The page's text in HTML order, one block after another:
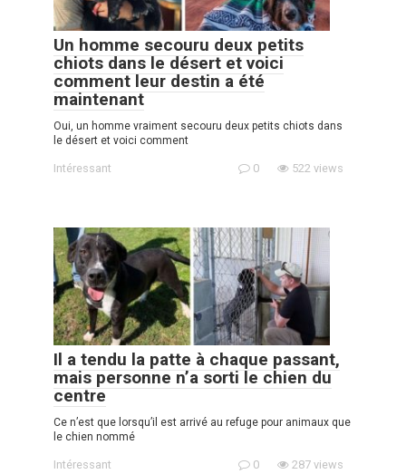
Un homme secouru deux petits
chiots dans le désert et voici
comment leur destin a été
maintenant
Oui, un homme vraiment secouru deux petits chiots dans
le désert et voici comment
Intéressant 0 522 views
Il a tendu la patte à chaque passant,
mais personne n’a sorti le chien du
centre
Ce n’est que lorsqu’il est arrivé au refuge pour animaux que
le chien nommé
Intéressant 0 287 views